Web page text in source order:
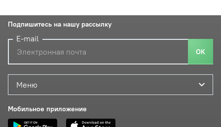
Меню
Мобильное приложение
Подпишитесь на нашу рассылку
E-mail
ОК